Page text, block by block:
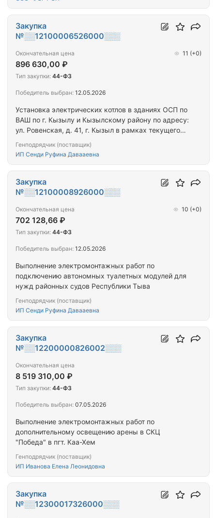
Установка электрических котлов в зданиях ОСП по
ВАШ по г. Кызылу и Кызылскому району по адресу:
ул. Ровенская, д. 41, г. Кызыл в рамках текущего
Генподрядчик (поставщик)
ИП Сенди Руфина Давааевна
Закупка
№░░12100006526000░░░
Окончательная цена
896 630,00 ₽
11 (+0)
Тип закупки: 44-ФЗ
Победитель выбран: 12.05.2026
Выполнение электромонтажных работ по
подключению автономных туалетных модулей для
нужд районных судов Республики Тыва
Генподрядчик (поставщик)
ИП Сенди Руфина Давааевна
Закупка
№░░12100008926000░░░
Окончательная цена
702 128,66 ₽
10 (+0)
Тип закупки: 44-ФЗ
Победитель выбран: 12.05.2026
Выполнение электромонтажных работ по
дополнительному освещению арены в СКЦ
"Победа" в пгт. Каа-Хем
Генподрядчик (поставщик)
ИП Иванова Елена Леонидовна
Закупка
№░░12200000826002░░░
Окончательная цена
8 519 310,00 ₽
Тип закупки: 44-ФЗ
Победитель выбран: 07.05.2026
Закупка
№░░12300017326000░░░